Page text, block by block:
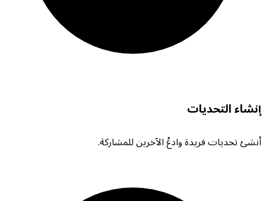
إنشاء التحديات
أنشئ تحديات فريدة وادعُ الآخرين للمشاركة.